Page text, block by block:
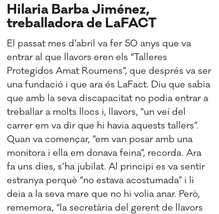
Hilaria Barba Jiménez,
treballadora de LaFACT
El passat mes d’abril va fer 50 anys que va
entrar al que llavors eren els “Talleres
Protegidos Amat Roumens”, que després va ser
una fundació i que ara és LaFact. Diu que sabia
que amb la seva discapacitat no podia entrar a
treballar a molts llocs i, llavors, “un veí del
carrer em va dir que hi havia aquests tallers”.
Quan va començar, “em van posar amb una
monitora i ella em donava feina”, recorda. Ara
fa uns dies, s’ha jubilat. Al principi es va sentir
estranya perquè “no estava acostumada” i li
deia a la seva mare que no hi volia anar. Però,
rememora, “la secretària del gerent de llavors